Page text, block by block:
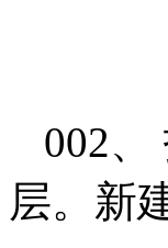
002
层。新